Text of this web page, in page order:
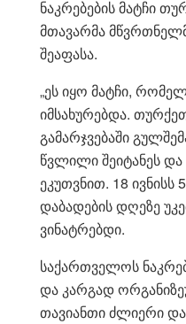
ნაკრებების მატჩი
მთავარმა
შეაფასა.
„ეს იყო მატჩი,
იმსახურებდა.
გამარჯვებაში
წვლილი შეიტანეს და
ეკუთვნით. 18
დაბადების დღეზე
ვინატრებდი.
საქართველოს
და კარგად
თავიანთი ძლიერი და